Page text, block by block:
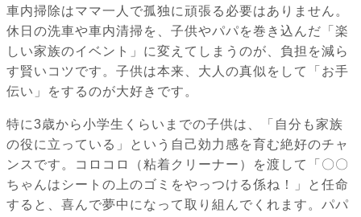
車内掃除はママ一人で孤独に頑張る必要はありません。
休日の洗車や車内清掃を、子供やパパを巻き込んだ「楽
しい家族のイベント」に変えてしまうのが、負担を減ら
す賢いコツです。子供は本来、大人の真似をして「お手
伝い」をするのが大好きです。
特に3歳から小学生くらいまでの子供は、「自分も家族
の役に立っている」という自己効力感を育む絶好のチャ
ンスです。コロコロ（粘着クリーナー）を渡して「〇〇
ちゃんはシートの上のゴミをやっつける係ね！」と任命
すると、喜んで夢中になって取り組んでくれます。パパ